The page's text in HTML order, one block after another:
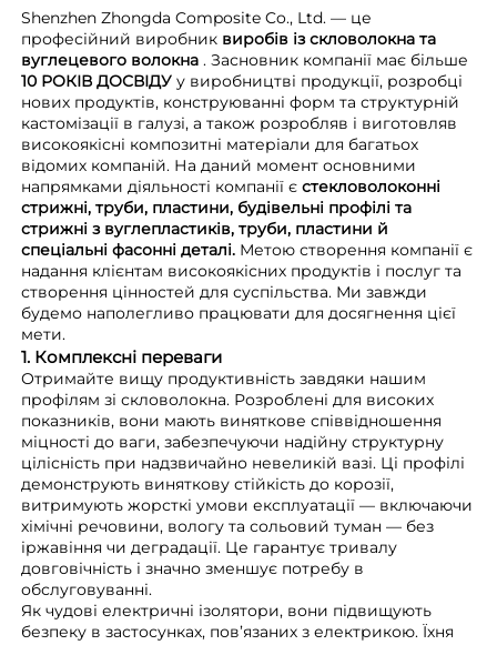
Shenzhen Zhongda Composite Co., Ltd. — це
професійний виробник виробів із скловолокна та
вуглецевого волокна . Засновник компанії має більше
10 РОКІВ ДОСВІДУ у виробництві продукції, розробці
нових продуктів, конструюванні форм та структурній
кастомізації в галузі, а також розробляв і виготовляв
високоякісні композитні матеріали для багатьох
відомих компаній. На даний момент основними
напрямками діяльності компанії є стекловолоконні
стрижні, труби, пластини, будівельні профілі та
стрижні з вуглепластиків, труби, пластини й
спеціальні фасонні деталі. Метою створення компанії є
надання клієнтам високоякісних продуктів і послуг та
створення цінностей для суспільства. Ми завжди
будемо наполегливо працювати для досягнення цієї
мети.
1. Комплексні переваги
Отримайте вищу продуктивність завдяки нашим
профілям зі скловолокна. Розроблені для високих
показників, вони мають виняткове співвідношення
міцності до ваги, забезпечуючи надійну структурну
цілісність при надзвичайно невеликій вазі. Ці профілі
демонструють виняткову стійкість до корозії,
витримують жорсткі умови експлуатації — включаючи
хімічні речовини, вологу та сольовий туман — без
іржавіння чи деградації. Це гарантує тривалу
довговічність і значно зменшує потребу в
обслуговуванні.
Як чудові електричні ізолятори, вони підвищують
безпеку в застосунках, пов’язаних з електрикою. Їхня